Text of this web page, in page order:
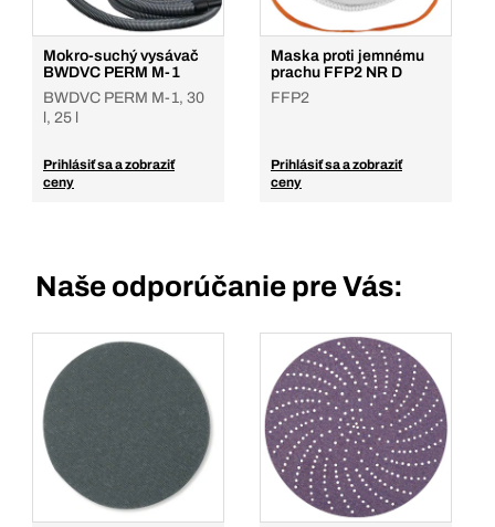
Mokro-suchý vysávač
BWDVC PERM M-1
BWDVC PERM M-1, 30
l, 25 l
Prihlásiť sa a zobraziť
ceny
Maska proti jemnému
prachu FFP2 NR D
FFP2
Prihlásiť sa a zobraziť
ceny
Naše odporúčanie pre Vás: